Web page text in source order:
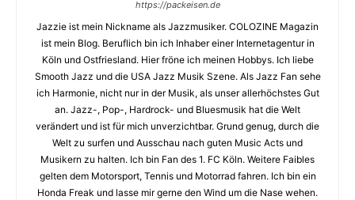
https://packeisen.de
Jazzie ist mein Nickname als Jazzmusiker. COLOZINE Magazin
ist mein Blog. Beruflich bin ich Inhaber einer Internetagentur in
Köln und Ostfriesland. Hier fröne ich meinen Hobbys. Ich liebe
Smooth Jazz und die USA Jazz Musik Szene. Als Jazz Fan sehe
ich Harmonie, nicht nur in der Musik, als unser allerhöchstes Gut
an. Jazz-, Pop-, Hardrock- und Bluesmusik hat die Welt
verändert und ist für mich unverzichtbar. Grund genug, durch die
Welt zu surfen und Ausschau nach guten Music Acts und
Musikern zu halten. Ich bin Fan des 1. FC Köln. Weitere Faibles
gelten dem Motorsport, Tennis und Motorrad fahren. Ich bin ein
Honda Freak und lasse mir gerne den Wind um die Nase wehen.